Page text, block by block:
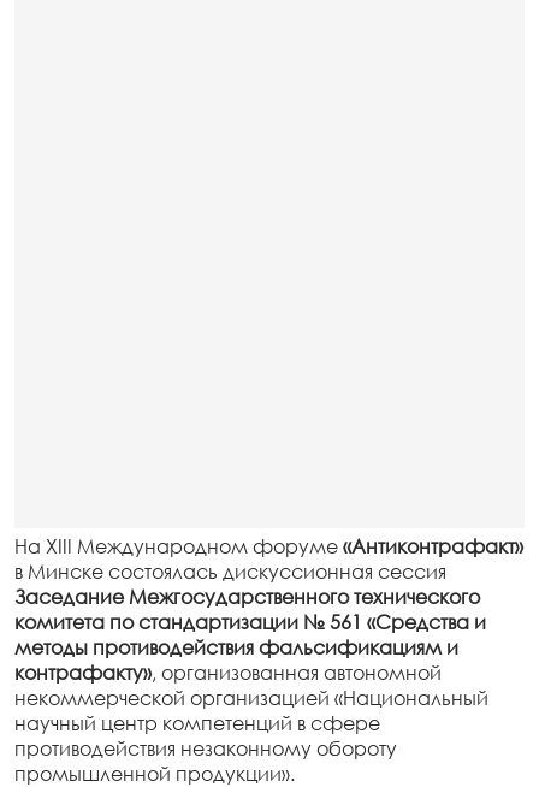
На XIII Международном форуме«Антиконтрафакт»
в Минске состоялась дискуссионная сессия
Заседание Межгосударственного технического
комитета по стандартизации № 561 «Средства и
методы противодействия фальсификациям и
контрафакту»,организованная автономной
некоммерческой организацией «Национальный
научный центр компетенций в сфере
противодействия незаконному обороту
промышленной продукции».